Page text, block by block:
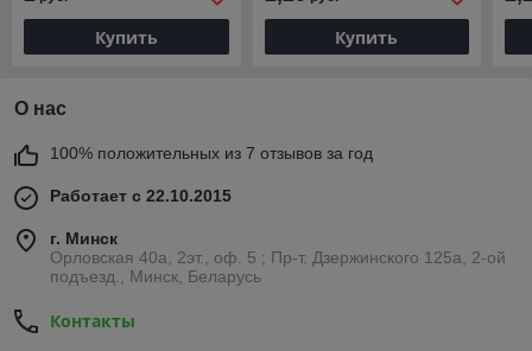
Купить Купить
О нас
100% положительных из 7 отзывов за год
Работает с 22.10.2015
г. Минск
Орловская 40а, 2эт., оф. 5 ; Пр-т. Дзержинского 125а, 2-ой
подъезд., Минск, Беларусь
Контакты